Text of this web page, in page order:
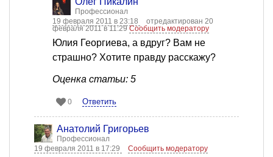
Профессионал
19 февраля 2011 в 23:18
отредактирован 20
февраля 2011 в 11:29Сообщить модератору
Юлия Георгиева, а вдруг? Вам не
страшно? Хотите правду расскажу?
Оценка статьи: 5
0 Ответить
Анатолий Григорьев
Профессионал
19 февраля 2011 в 17:29
Сообщить модератору